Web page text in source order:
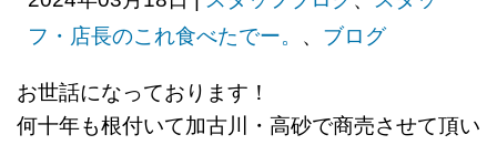
フ・店長のこれ食べたでー。 、 ブログ
お世話になっております！
何十年も根付いて加古川・高砂で商売させて頂い